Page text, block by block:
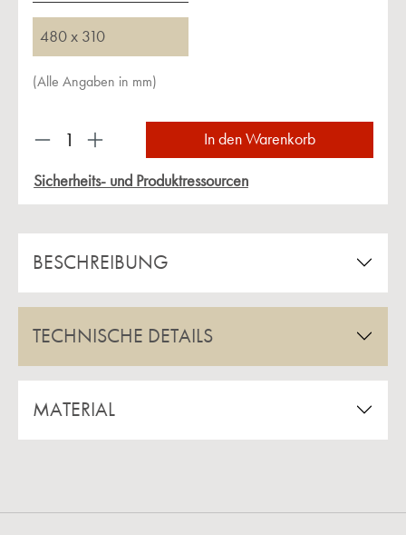
480 x 310
(Alle Angaben in mm)
Produkt Anzahl: Gib den gewünschten Wert
In den Warenkorb
Sicherheits- und Produktressourcen
BESCHREIBUNG
TECHNISCHE DETAILS
MATERIAL